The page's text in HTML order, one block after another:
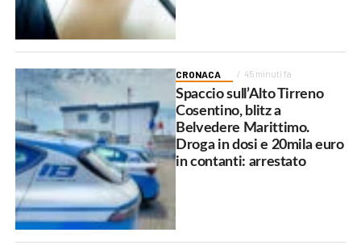
CRONACA 45 minuti fa
Spaccio sull’Alto Tirreno
Cosentino, blitz a
Belvedere Marittimo.
Droga in dosi e 20mila euro
in contanti: arrestato